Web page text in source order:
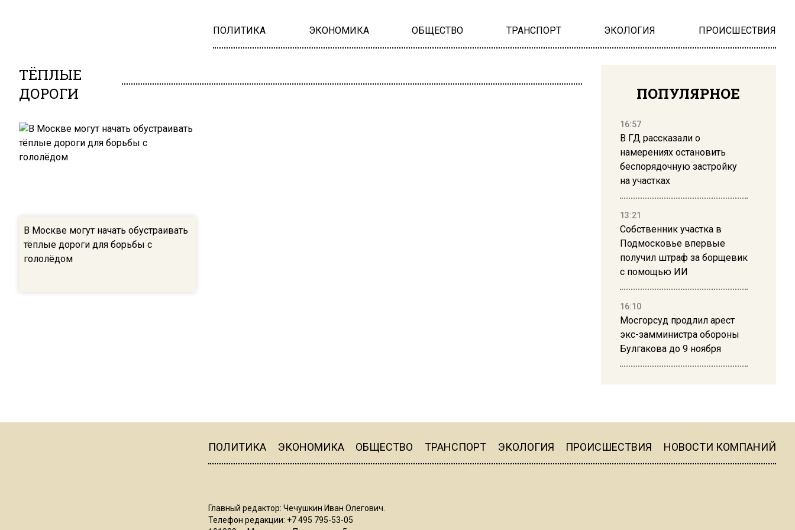
ПОЛИТИКА ЭКОНОМИКА ОБЩЕСТВО ТРАНСПОРТ ЭКОЛОГИЯ ПРОИСШЕСТВИЯ
ТЁПЛЫЕ
ДОРОГИ
В Москве могут начать обустраивать
тёплые дороги для борьбы с
гололёдом
ПОПУЛЯРНОЕ
16:57
В ГД рассказали о
намерениях остановить
беспорядочную застройку
на участках
13:21
Собственник участка в
Подмосковье впервые
получил штраф за борщевик
с помощью ИИ
16:10
Мосгорсуд продлил арест
экс-замминистра обороны
Булгакова до 9 ноября
16:19
ПОЛИТИКА ЭКОНОМИКА ОБЩЕСТВО ТРАНСПОРТ ЭКОЛОГИЯ ПРОИСШЕСТВИЯ НОВОСТИ КОМПАНИЙ
Главный редактор: Чечушкин Иван Олегович.
Телефон редакции: +7 495 795-53-05